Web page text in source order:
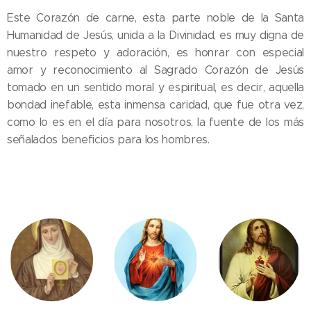
Este Corazón de carne, esta parte noble de la Santa
Humanidad de Jesús, unida a la Divinidad, es muy digna de
nuestro respeto y adoración, es honrar con especial
amor y reconocimiento al Sagrado Corazón de Jesús
tomado en un sentido moral y espiritual, es decir, aquella
bondad inefable, esta inmensa caridad, que fue otra vez,
como lo es en el día para nosotros, la fuente de los más
señalados beneficios para los hombres.